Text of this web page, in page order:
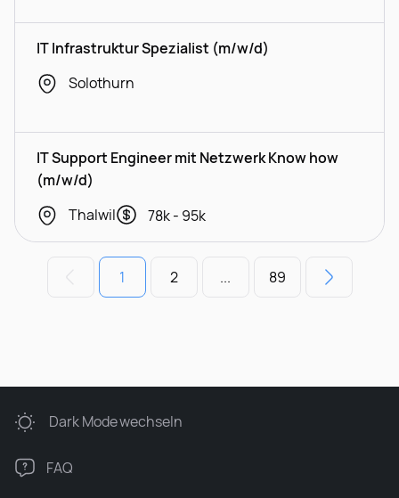
IT Infrastruktur Spezialist (m/w/d)
Solothurn
IT Support Engineer mit Netzwerk Know how
(m/w/d)
Thalwil
78k - 95k
1 2 ... 89
Dark Modewechseln
FAQ